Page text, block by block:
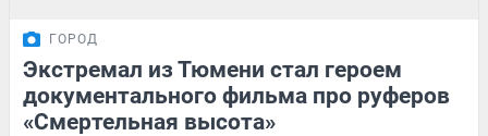
ГОРОД
Экстремал из Тюмени стал героем
документального фильма про руферов
«Смертельная высота»